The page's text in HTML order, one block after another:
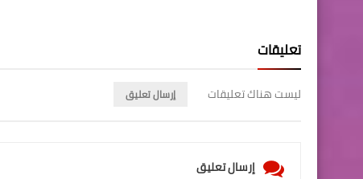
تعليقات
ليست هناك تعليقات إرسال تعليق
إرسال تعليق